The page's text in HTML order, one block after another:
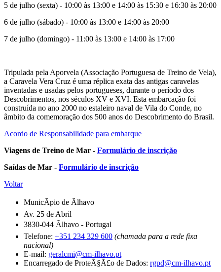
5 de julho (sexta) - 10:00 às 13:00 e 14:00 às 15:30 e 16:30 às 20:00
6 de julho (sábado) - 10:00 às 13:00 e 14:00 às 20:00
7 de julho (domingo) - 11:00 às 13:00 e 14:00 às 17:00
Tripulada pela Aporvela (Associação Portuguesa de Treino de Vela),
a Caravela Vera Cruz é uma réplica exata das antigas caravelas
inventadas e usadas pelos portugueses, durante o período dos
Descobrimentos, nos séculos XV e XVI. Esta embarcação foi
construída no ano 2000 no estaleiro naval de Vila do Conde, no
âmbito da comemoração dos 500 anos do Descobrimento do Brasil.
Acordo de Responsabilidade para embarque
Viagens de Treino de Mar - Formulário de inscrição
Saídas de Mar - Formulário de inscrição
Voltar
MunicÃ­pio de Ãlhavo
Av. 25 de Abril
3830-044 Ãlhavo - Portugal
Telefone: +351 234 329 600 (chamada para a rede fixa
nacional)
E-mail: geralcmi@cm-ilhavo.pt
Encarregado de ProteÃ§Ã£o de Dados: rgpd@cm-ilhavo.pt